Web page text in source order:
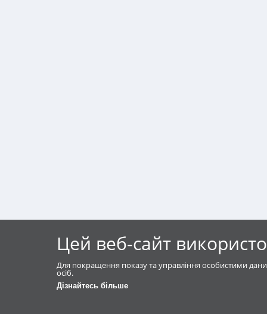
Цей веб-сайт
Для покращення показу та управління особистими
осіб.
Дізнайтесь більше